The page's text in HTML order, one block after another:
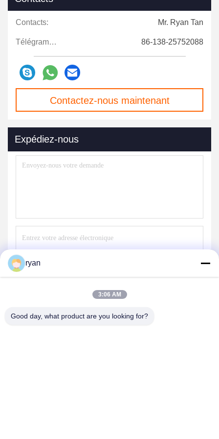
Contacts: Mr. Ryan Tan
Télégramme: 86-138-25752088
Contactez-nous maintenant
Expédiez-nous
ryan
3:06 AM
Good day, what product are you looking for?